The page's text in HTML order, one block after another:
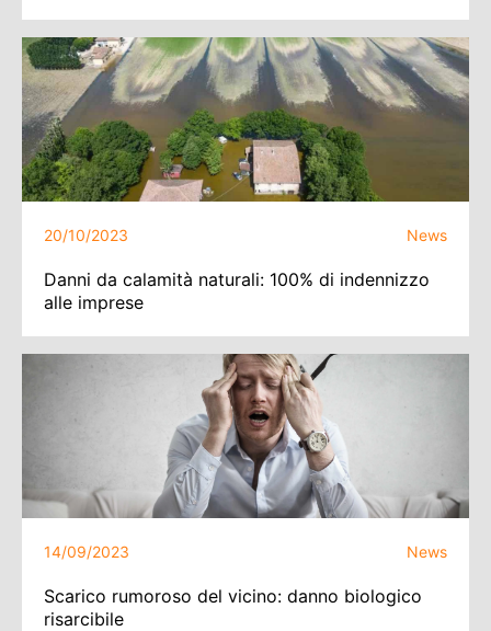
20/10/2023 News
Danni da calamità naturali: 100% di indennizzo
alle imprese
14/09/2023 News
Scarico rumoroso del vicino: danno biologico
risarcibile